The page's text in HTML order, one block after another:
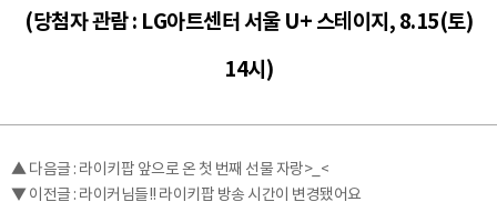
(당첨자 관람 : LG아트센터 서울 U+ 스테이지, 8.15(토)
14시)
▲ 다음글 : 라이키팝 앞으로 온 첫 번째 선물 자랑>_<
▼ 이전글 : 라이커님들!! 라이키팝 방송 시간이 변경됐어요